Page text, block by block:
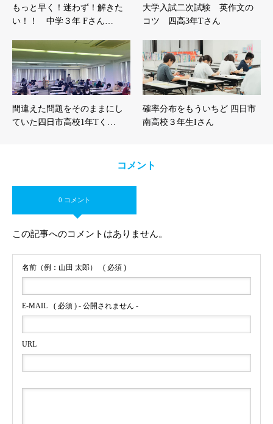
もっと早く！迷わず！解きた
い！！ 中学３年 Fさん…
大学入試二次試験 英作文の
コツ 四高3年Tさん
間違えた問題をそのままにし
ていた四日市高校1年Tく…
確率分布をもういちど 四日市
南高校３年生Iさん
コメント
0 コメント
この記事へのコメントはありません。
名前（例：山田 太郎） ( 必須 )
E-MAIL ( 必須 ) - 公開されません -
URL